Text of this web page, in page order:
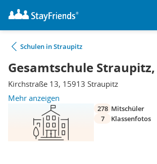
Schulen in Straupitz
Gesamtschule
Kirchstraße 13, 15913 Straupitz
Mehr anzeigen
278 Mitschüler
7
Klassenfotos